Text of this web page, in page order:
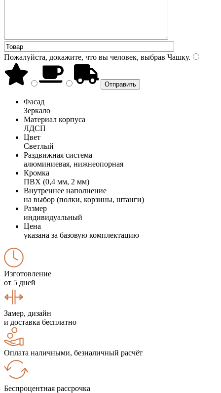
Пожалуйста, докажите, что вы человек, выбрав Чашку.
Фасад
Зеркало
Материал корпуса
ЛДСП
Цвет
Светлый
Раздвижная система
алюминиевая, нижнеопорная
Кромка
ПВХ (0,4 мм, 2 мм)
Внутреннее наполнение
на выбор (полки, корзины, штанги)
Размер
индивидуальный
Цена
указана за базовую комплектацию
Изготовление
от 5 дней
Замер, дизайн
и доставка бесплатно
Оплата наличными, безналичный расчёт
Беспроцентная рассрочка